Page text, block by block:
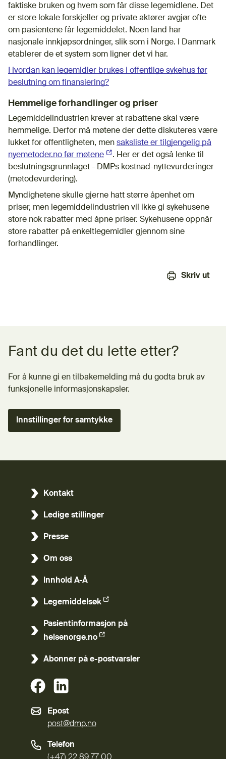
faktiske bruken og hvem som får disse legemidlene. Det
er store lokale forskjeller og private aktører avgjør ofte
om pasientene får legemiddelet. Noen land har
nasjonale innkjøpsordninger, slik som i Norge. I Danmark
etablerer de et system som ligner det vi har.
Hvordan kan legemidler brukes i offentlige sykehus før
beslutning om finansiering?
Hemmelige forhandlinger og priser
Legemiddelindustrien krever at rabattene skal være
hemmelige. Derfor må møtene der dette diskuteres være
lukket for offentligheten, men saksliste er tilgjengelig på
nyemetoder.no før møtene (Ekstern lenke)
. Her er det også lenke til
beslutningsgrunnlaget - DMPs kostnad-nyttevurderinger
(metodevurdering).
Myndighetene skulle gjerne hatt større åpenhet om
priser, men legemiddelindustrien vil ikke gi sykehusene
store nok rabatter med åpne priser. Sykehusene oppnår
store rabatter på enkeltlegemidler gjennom sine
forhandlinger.
Skriv ut
Fant du det du lette etter?
For å kunne gi en tilbakemelding må du godta bruk av
funksjonelle informasjonskapsler.
Innstillinger for samtykke
Kontakt
Ledige stillinger
Presse
Om oss
Innhold A-Å
Legemiddelsøk
(Ekstern lenke)
Pasientinformasjon på
helsenorge.no
(Ekstern lenke)
Abonner på e-postvarsler
(Ekstern lenke)
Epost
post@dmp.no
Telefon
(+47) 22 89 77 00